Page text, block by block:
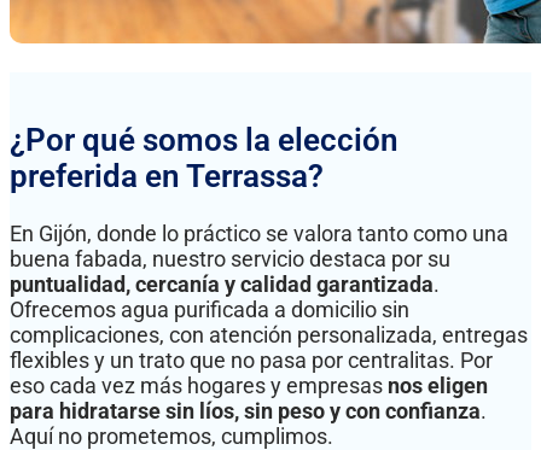
¿Por qué somos la elección
preferida en Terrassa?
En Gijón, donde lo práctico se valora tanto como una
buena fabada, nuestro servicio destaca por su
puntualidad, cercanía y calidad garantizada.
Ofrecemos agua purificada a domicilio sin
complicaciones, con atención personalizada, entregas
flexibles y un trato que no pasa por centralitas. Por
eso cada vez más hogares y empresas nos eligen
para hidratarse sin líos, sin peso y con confianza.
Aquí no prometemos, cumplimos.